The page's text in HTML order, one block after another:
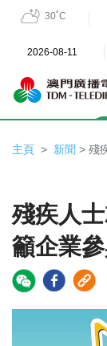
30˚C
2026-08-11
主頁 新聞 > 殘
殘疾人
籲企業